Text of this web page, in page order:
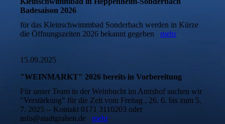
Badesaison 2026
für das Kleinschwimmbad Sonderbach werden in Kürze
die Öffnungszeiten 2026 bekannt gegeben mehr
15.09.2025
"WEINMARKT" 2026 bereits in Vorbereitung
Für unser Team in der Weinbucht im Amtshof suchen wir
"Verstärkung" für die Zeit vom Freitag , 26. 6. bis zum 5.
7. 2025 -- Kontakt 0171 3110203 oder
info@stadtgraben.de mehr